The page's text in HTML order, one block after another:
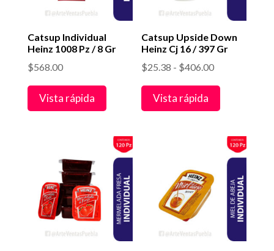
Catsup Individual
Heinz 1008 Pz / 8 Gr
$568.00
Vista rápida
Catsup Upside Down
Heinz Cj 16 / 397 Gr
$25.38 - $406.00Rango
desde
hasta
$406.00
Vista rápida